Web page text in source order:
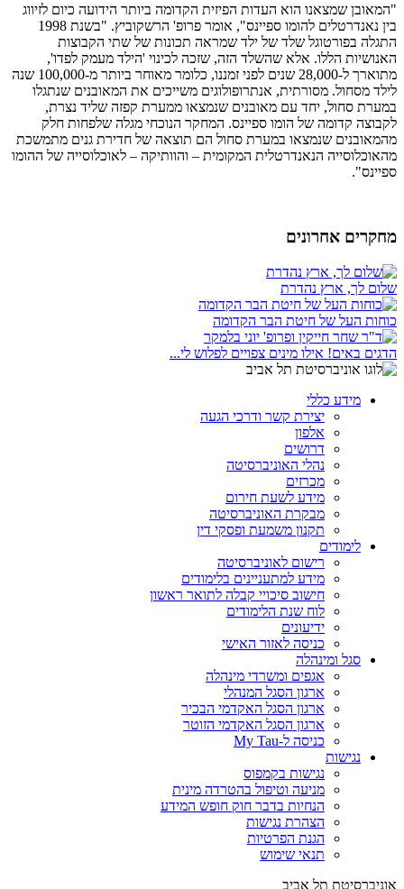
"המאובן שמצאנו הוא העדות הפיזית הקדומה ביותר הידועה כיום לזיווג
בין נאנדרטלים להומו ספיינס", אומר פרופ' הרשקוביץ. "בשנת 1998
התגלה בפורטוגל שלד של ילד שמראה תכונות של שתי הקבוצות
האנושיות הללו. אלא שהשלד הזה, שזכה לכינוי 'הילד מעמק לפדו',
מתוארך ל-28,000 שנים לפני זמננו, כלומר מאוחר ביותר מ-100,000 שנה
לילד מסחול. מסורתית, אנתרופולוגים משייכים את המאובנים שנתגלו
במערת סחול, יחד עם מאובנים שנמצאו ממערת קפזה שליד נצרת,
לקבוצה קדומה של הומו ספיינס. המחקר הנוכחי מגלה שלפחות חלק
מהמאובנים שנמצאו במערת סחול הם תוצאה של חדירת גנים מתמשכת
מהאוכלוסייה הנאנדרטלית המקומית – והוותיקה – לאוכלוסייה של ההומו
ספיינס".
מחקרים אחרונים
שלום לך, ארץ נהדרת
כוחות העל של חיטת הבר הקדומה
הדגים באים! אילו מינים צפויים לפלוש לי...
מידע כללי
יצירת קשר ודרכי הגעה
אלפון
דרושים
נהלי האוניברסיטה
מכרזים
מידע לשעת חירום
מבקרת האוניברסיטה
תקנון משמעת ופסקי דין
לימודים
רישום לאוניברסיטה
מידע למתעניינים בלימודים
חישוב סיכויי קבלה לתואר ראשון
לוח שנת הלימודים
ידיעונים
כניסה לאזור האישי
סגל ומינהלה
אגפים ומשרדי מינהלה
ארגון הסגל המנהלי
ארגון הסגל האקדמי הבכיר
ארגון הסגל האקדמי הזוטר
כניסה ל-My Tau
נגישות
נגישות בקמפוס
מניעה וטיפול בהטרדה מינית
הנחיות בדבר חוק חופש המידע
הצהרת נגישות
הגנת הפרטיות
תנאי שימוש
אוניברסיטת תל אביב